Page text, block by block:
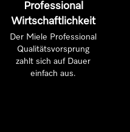
Professional
Wirtschaftlichkeit
Der Miele Professional
Qualitätsvorsprung
zahlt sich auf Dauer
einfach aus.